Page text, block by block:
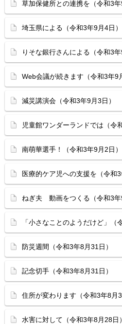
草加保健所との連携を（令和3年
埼玉県による（令和3年9月4日）
りそな銀行さんによる（令和3年
Web会議が続きます（令和3年9
減災講演会（令和3年9月3日）
児童館ワンダーランドでは（令
南萌華選手！（令和3年9月2日）
医療的ケア児への支援を（令和3
ねぎ夫 動画をつくる（令和3年
「小さなことのようだけど」（
防災週間（令和3年8月31日）
記念切手（令和3年8月31日）
住所が変わります（令和3年8月
水害に対して（令和3年8月28日）